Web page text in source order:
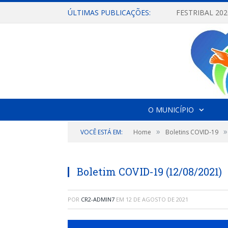
ÚLTIMAS PUBLICAÇÕES:
O MUNICÍPIO
VOCÊ ESTÁ EM: Home » Boletins COVID-19 »
Boletim COVID-19 (12/08/2021)
POR CR2-ADMIN7 EM 12 DE AGOSTO DE 2021